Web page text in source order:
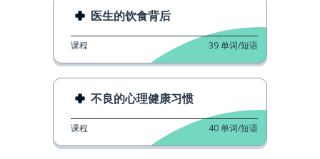
医生的饮食背后
课程 39单词/短语
不良的心理健康习惯
课程 40单词/短语